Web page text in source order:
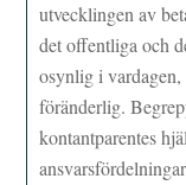
utvecklingen av
det offentliga och
osynlig i
föränderlig.
kontantparentes